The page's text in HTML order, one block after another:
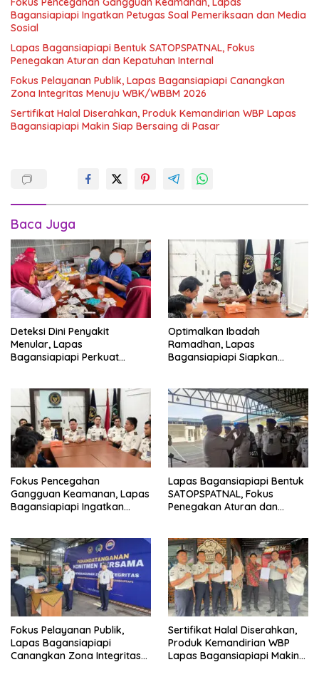
Bagansiapiapi Ingatkan Petugas Soal Pemeriksaan dan Media
Sosial
Lapas Bagansiapiapi Bentuk SATOPSPATNAL, Fokus
Penegakan Aturan dan Kepatuhan Internal
Fokus Pelayanan Publik, Lapas Bagansiapiapi Canangkan
Zona Integritas Menuju WBK/WBBM 2026
Sertifikat Halal Diserahkan, Produk Kemandirian WBP Lapas
Bagansiapiapi Makin Siap Bersaing di Pasar
Baca Juga
Deteksi Dini Penyakit
Menular, Lapas
Bagansiapiapi Perkuat
Optimalkan Ibadah
Ramadhan, Lapas
Bagansiapiapi Siapkan
Fokus Pencegahan
Gangguan Keamanan, Lapas
Bagansiapiapi Ingatkan
Lapas Bagansiapiapi Bentuk
SATOPSPATNAL, Fokus
Penegakan Aturan dan
Fokus Pelayanan Publik,
Lapas Bagansiapiapi
Canangkan Zona Integritas
Sertifikat Halal Diserahkan,
Produk Kemandirian WBP
Lapas Bagansiapiapi Makin